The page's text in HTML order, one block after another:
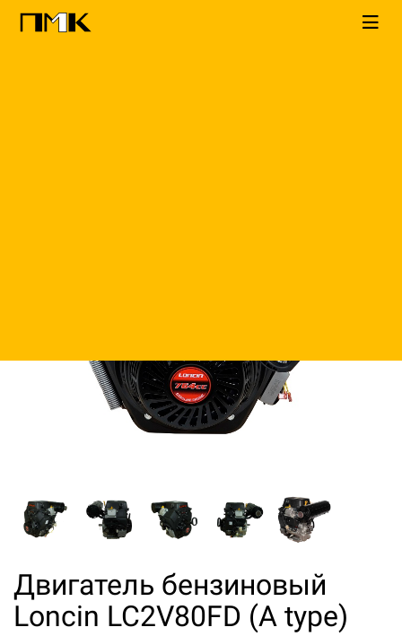
Двигатель бензиновый
Loncin LC2V80FD (A type)